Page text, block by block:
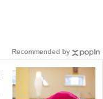
Recommended by